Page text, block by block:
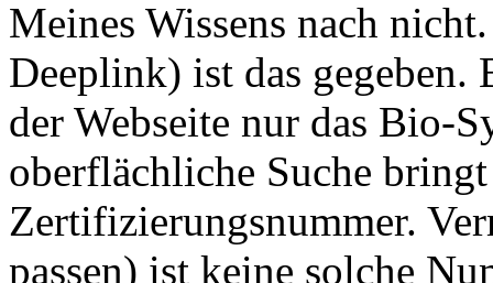
Meines Wissens nach
Deeplink) ist das gegeben.
der Webseite nur das Bio-
oberflächliche Suche
Zertifizierungsnummer.
passen) ist keine solche